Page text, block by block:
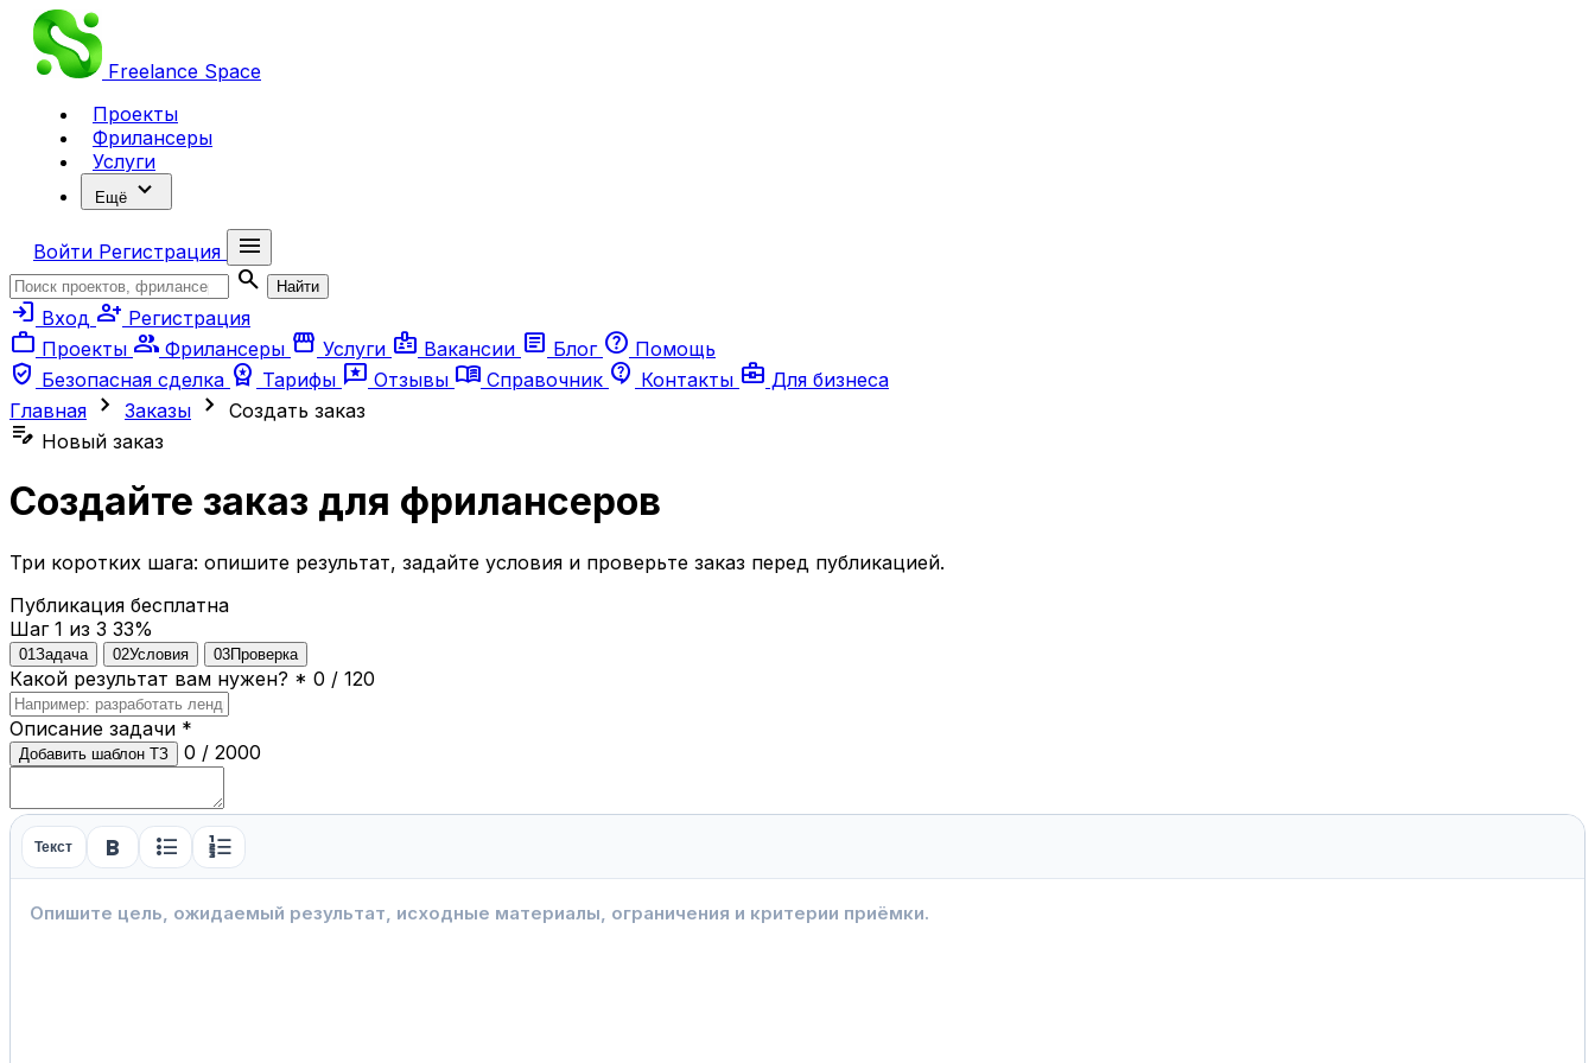
Freelance Space
Проекты
Фрилансеры
Услуги
Ещё expand_more
Войти Регистрация
menu
search
Найти
login Вход person_add Регистрация
work Проекты group Фрилансеры storefront Услуги badge Вакансии article Блог help Помощь
verified_user Безопасная сделка workspace_premium Тарифы reviews Отзывы menu_book Справочник contact_support Контакты business_center Для бизнеса
Главная chevron_right Заказы chevron_right Создать заказ
edit_note Новый заказ
Создайте заказ для фрилансеров
Три коротких шага: опишите результат, задайте условия и проверьте заказ перед публикацией.
Публикация бесплатна
Шаг 1 из 3 33%
01 Задача 02Условия 03Проверка
Какой результат вам нужен? * 0 / 120
Описание задачи *
Добавить шаблон ТЗ 0 / 2000
Текст format_bold format_list_bulleted format_list_numbered